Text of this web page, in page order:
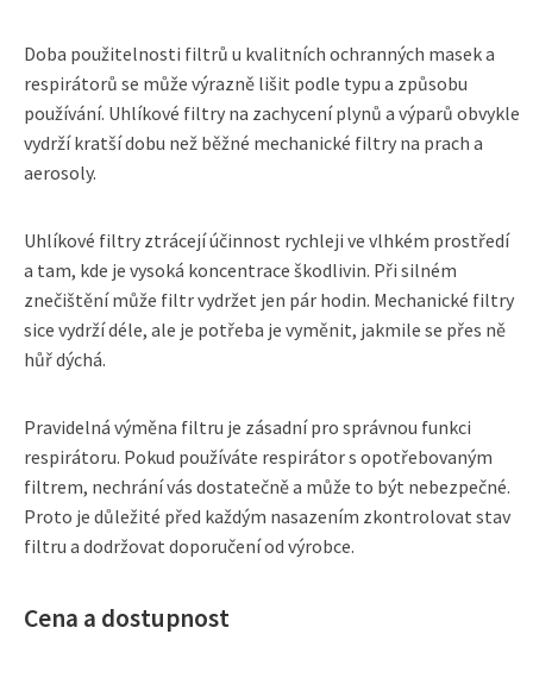
Doba použitelnosti filtrů u kvalitních ochranných masek a
respirátorů se může výrazně lišit podle typu a způsobu
používání. Uhlíkové filtry na zachycení plynů a výparů obvykle
vydrží kratší dobu než běžné mechanické filtry na prach a
aerosoly.
Uhlíkové filtry ztrácejí účinnost rychleji ve vlhkém prostředí
a tam, kde je vysoká koncentrace škodlivin. Při silném
znečištění může filtr vydržet jen pár hodin. Mechanické filtry
sice vydrží déle, ale je potřeba je vyměnit, jakmile se přes ně
hůř dýchá.
Pravidelná výměna filtru je zásadní pro správnou funkci
respirátoru. Pokud používáte respirátor s opotřebovaným
filtrem, nechrání vás dostatečně a může to být nebezpečné.
Proto je důležité před každým nasazením zkontrolovat stav
filtru a dodržovat doporučení od výrobce.
Cena a dostupnost